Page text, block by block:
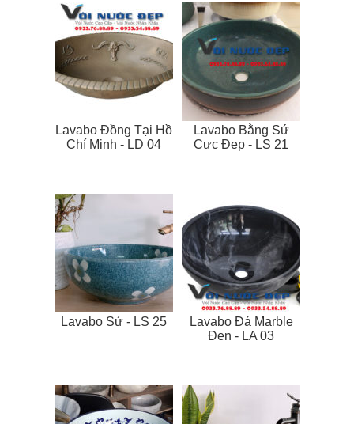
Lavabo Đồng Tại Hồ
Chí Minh - LD 04
Lavabo Bằng Sứ
Cực Đẹp - LS 21
Lavabo Sứ - LS 25
Lavabo Đá Marble
Đen - LA 03